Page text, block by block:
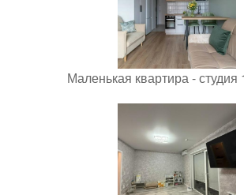
Маленькая квартира - студия